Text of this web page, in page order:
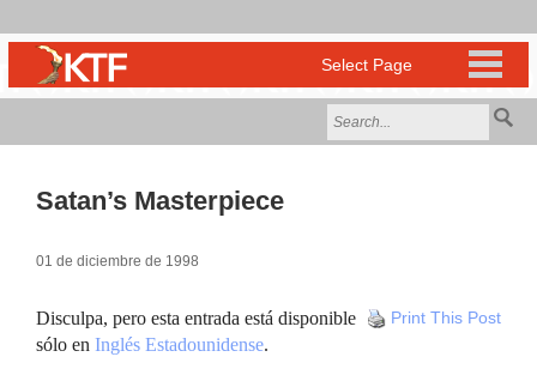
Satan’s Masterpiece
01 de diciembre de 1998
Print This Post
Disculpa, pero esta entrada está disponible
sólo en Inglés Estadounidense.